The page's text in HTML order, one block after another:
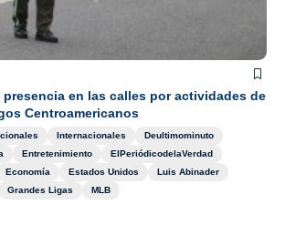
presencia en las calles por actividades de
Centroamericanos
Internacionales
Deultimominuto
Entretenimiento
ElPeriódicodelaVerdad
Economía Estados Unidos
Luis Abinader
Grandes Ligas MLB